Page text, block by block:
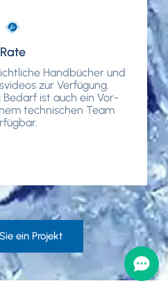
Rate
Handbücher und
zur Verfügung.
Bedarf ist auch ein Vor-
technischen Team
Rate
Handbücher und
zur Verfügung.
Bedarf ist auch ein Vor-
technischen Team
ein Projekt